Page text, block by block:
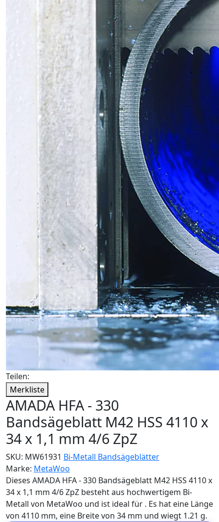
Teilen:
Merkliste
AMADA HFA - 330
Bandsägeblatt M42 HSS 4110 x
34 x 1,1 mm 4/6 ZpZ
SKU: MW61931 Bi-Metall Bandsägeblätter
Marke: MetaWoo
Dieses AMADA HFA - 330 Bandsägeblatt M42 HSS 4110 x
34 x 1,1 mm 4/6 ZpZ besteht aus hochwertigem Bi-
Metall von MetaWoo und ist ideal für . Es hat eine Länge
von 4110 mm, eine Breite von 34 mm und wiegt 1.21 g.